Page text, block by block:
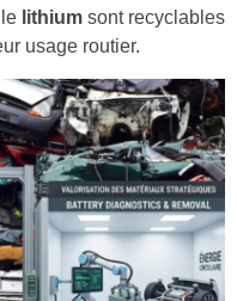
lithium sont recyclables
usage routier.